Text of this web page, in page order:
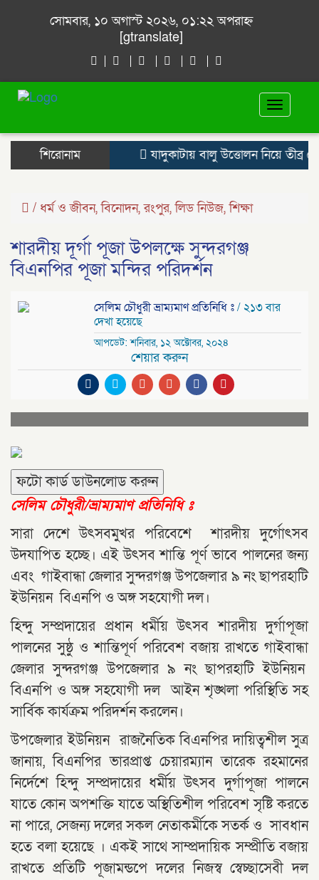
সোমবার, ১০ অগাস্ট ২০২৬, ০১:২২ অপরাহ্ন
[gtranslate]
Toggle
শিরোনাম
যাদুকাটায় বালু উত্তোলন নিয়ে তীব্র
/ ধর্ম ও জীবন,বিনোদন,রংপুর,লিড নিউজ,শিক্ষা
শারদীয় দূর্গা পূজা উপলক্ষে সুন্দরগঞ্জ
বিএনপির পূজা মন্দির পরিদর্শন
সেলিম চৌধুরী ভ্রাম্যমাণ প্রতিনিধি ঃ/ ২১৩ বার
দেখা হয়েছে
আপডেট: শনিবার, ১২ অক্টোবর, ২০২৪
শেয়ার করুন
ফটো কার্ড ডাউনলোড করুন
সেলিম চৌধুরী/ভ্রাম্যমাণ প্রতিনিধি ঃ
সারা দেশে উৎসবমুখর পরিবেশে শারদীয় দুর্গোৎসব
উদযাপিত হচ্ছে। এই উৎসব শান্তি পূর্ণ ভাবে পালনের জন্য
এবং গাইবান্ধা জেলার সুন্দরগঞ্জ উপজেলার ৯ নং ছাপরহাটি
ইউনিয়ন বিএনপি ও অঙ্গ সহযোগী দল।
হিন্দু সম্প্রদায়ের প্রধান ধর্মীয় উৎসব শারদীয় দুর্গাপূজা
পালনের সুষ্ঠু ও শান্তিপূর্ণ পরিবেশ বজায় রাখতে গাইবান্ধা
জেলার সুন্দরগঞ্জ উপজেলার ৯ নং ছাপরহাটি ইউনিয়ন
বিএনপি ও অঙ্গ সহযোগী দল আইন শৃঙ্খলা পরিস্থিতি সহ
সার্বিক কার্যক্রম পরিদর্শন করলেন।
উপজেলার ইউনিয়ন রাজনৈতিক বিএনপির দায়িত্বশীল সুত্র
জানায়, বিএনপির ভারপ্রাপ্ত চেয়ারম্যান তারেক রহমানের
নির্দেশে হিন্দু সম্প্রদায়ের ধর্মীয় উৎসব দুর্গাপূজা পালনে
যাতে কোন অপশক্তি যাতে অস্থিতিশীল পরিবেশ সৃষ্টি করতে
না পারে, সেজন্য দলের সকল নেতাকর্মীকে সতর্ক ও সাবধান
হতে বলা হয়েছে । একই সাথে সাম্প্রদায়িক সম্প্রীতি বজায়
রাখতে প্রতিটি পূজামন্ডপে দলের নিজস্ব স্বেচ্ছাসেবী দল